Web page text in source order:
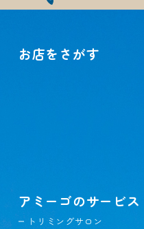
お店をさがす
アミーゴのサービス
トリミングサロン